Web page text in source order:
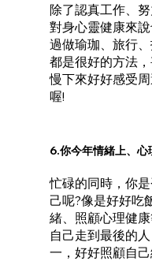
除了認真工作、
對身心靈健康來
過做瑜珈、旅行
都是很好的方法
慢下來好好感受
喔!
6.你今年情緒上、
忙碌的同時，你
己呢?像是好好吃
緒、照顧心理健
自己走到最後的
一，好好照顧自